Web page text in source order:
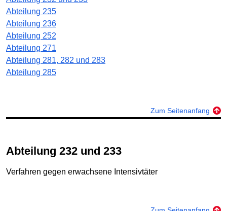
Abteilung 235
Abteilung 236
Abteilung 252
Abteilung 271
Abteilung 281, 282 und 283
Abteilung 285
Zum Seitenanfang
Abteilung 232 und 233
Verfahren gegen erwachsene Intensivtäter